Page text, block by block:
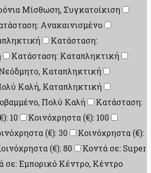
Μίσθωση, Συγκατοίκιση
Ανακαινισμένο
Κατάσταση:
Κατάσταση: Καταπληκτική
Καταπληκτική
Καλή, Καταπληκτική
Πολύ Καλή
Κατάσταση:
10
Κοινόχρηστα (€): 100
(€): 30
Κοινόχρηστα (€):
(€): 80
Κοντά σε: Super
σε: Εμπορικό Κέντρο, Κέντρο